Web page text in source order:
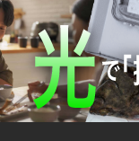
サステナビリティ
株主・投資家情報
ニュース